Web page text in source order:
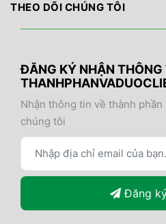
THEO DÕI CHÚNG TÔI
ĐĂNG KÝ NHẬN
Nhận thông tin về thành
chúng tôi
Đăng